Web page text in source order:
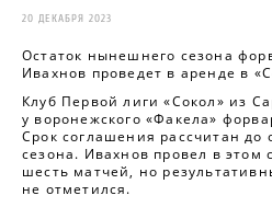
20 ДЕКАБРЯ 2023
Остаток нынешнего сезона
Ивахнов проведет в аренде в
Клуб Первой лиги «Сокол» из
у воронежского «Факела»
Срок соглашения рассчитан
сезона. Ивахнов провел в этом
шесть матчей, но
не отметился.